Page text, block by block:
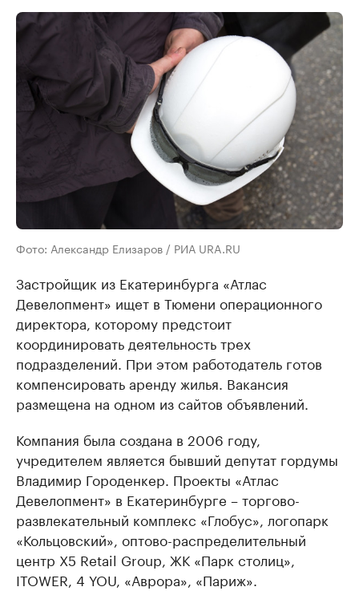
Фото: Александр Елизаров / РИА URA.RU
Застройщик из Екатеринбурга «Атлас
Девелопмент» ищет в Тюмени операционного
директора, которому предстоит
координировать деятельность трех
подразделений. При этом работодатель готов
компенсировать аренду жилья. Вакансия
размещена на одном из сайтов объявлений.
Компания была создана в 2006 году,
учредителем является бывший депутат гордумы
Владимир Городенкер. Проекты «Атлас
Девелопмент» в Екатеринбурге – торгово-
развлекательный комплекс «Глобус», логопарк
«Кольцовский», оптово-распределительный
центр X5 Retail Group, ЖК «Парк столиц»,
ITOWER, 4 YOU, «Аврора», «Париж».